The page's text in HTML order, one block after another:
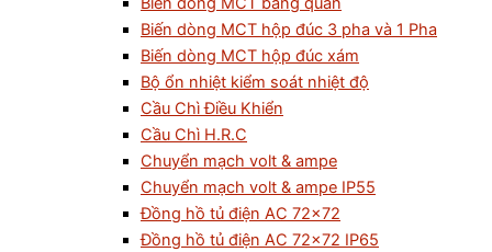
Biến dòng MCT hộp đúc 3 pha và 1 Pha
Biến dòng MCT hộp đúc xám
Bộ ổn nhiệt kiểm soát nhiệt độ
Cầu Chì Điều Khiển
Cầu Chì H.R.C
Chuyển mạch volt & ampe
Chuyển mạch volt & ampe IP55
Đồng hồ tủ điện AC 72×72
Đồng hồ tủ điện AC 72×72 IP65